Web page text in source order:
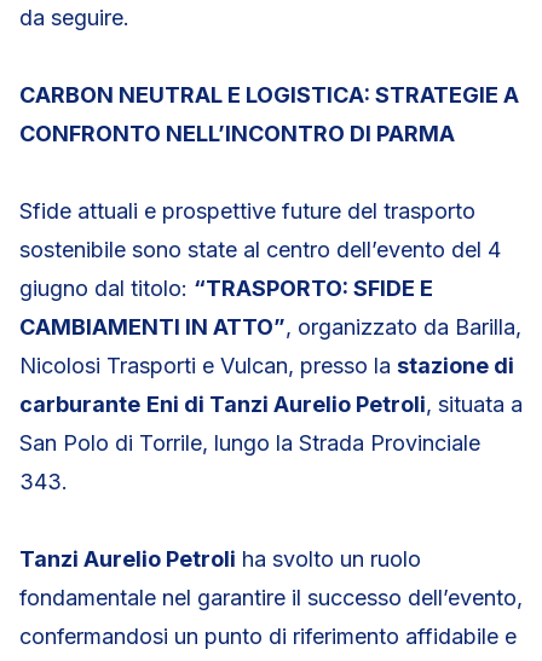
da seguire.
CARBON NEUTRAL E LOGISTICA: STRATEGIE A
CONFRONTO NELL’INCONTRO DI PARMA
Sfide attuali e prospettive future del trasporto
sostenibile sono state al centro dell’evento del 4
giugno dal titolo: “TRASPORTO: SFIDE E
CAMBIAMENTI IN ATTO”, organizzato da Barilla,
Nicolosi Trasporti e Vulcan, presso la stazione di
carburante Eni di Tanzi Aurelio Petroli, situata a
San Polo di Torrile, lungo la Strada Provinciale
343.
Tanzi Aurelio Petroli ha svolto un ruolo
fondamentale nel garantire il successo dell’evento,
confermandosi un punto di riferimento affidabile e